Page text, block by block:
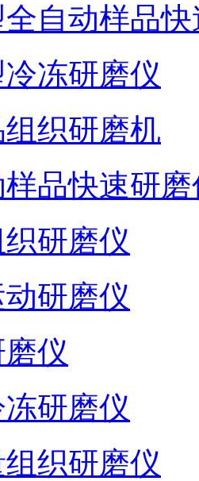
自动样品
冻研磨仪
织研磨机
品快速研磨
研磨仪
研磨仪
仪
研磨仪
织研磨仪